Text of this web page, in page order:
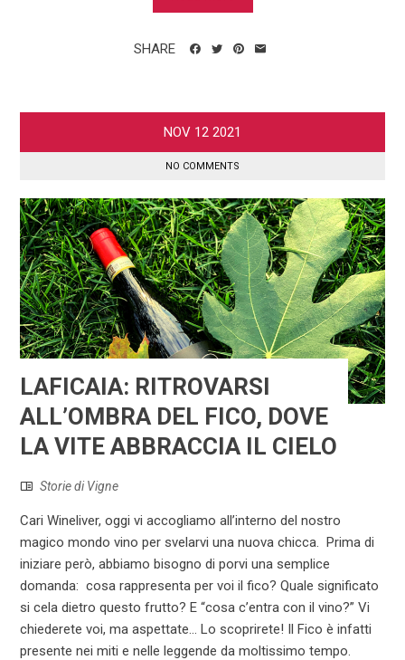
SHARE
NOV 12 2021
NO COMMENTS
LAFICAIA: RITROVARSI
ALL’OMBRA DEL FICO, DOVE
LA VITE ABBRACCIA IL CIELO
Storie di Vigne
Cari Wineliver, oggi vi accogliamo all’interno del nostro
magico mondo vino per svelarvi una nuova chicca. Prima di
iniziare però, abbiamo bisogno di porvi una semplice
domanda: cosa rappresenta per voi il fico? Quale significato
si cela dietro questo frutto? E “cosa c’entra con il vino?” Vi
chiederete voi, ma aspettate... Lo scoprirete! Il Fico è infatti
presente nei miti e nelle leggende da moltissimo tempo.